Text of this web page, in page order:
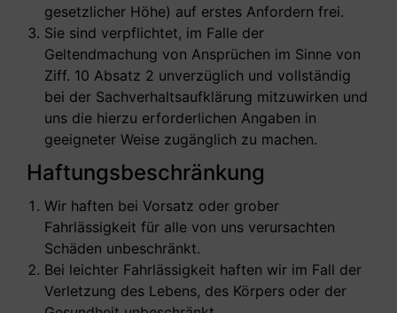
gesetzlicher Höhe) auf erstes Anfordern frei.
Sie sind verpflichtet, im Falle der
Geltendmachung von Ansprüchen im Sinne von
Ziff. 10 Absatz 2 unverzüglich und vollständig
bei der Sachverhaltsaufklärung mitzuwirken und
uns die hierzu erforderlichen Angaben in
geeigneter Weise zugänglich zu machen.
Haftungsbeschränkung
Wir haften bei Vorsatz oder grober
Fahrlässigkeit für alle von uns verursachten
Schäden unbeschränkt.
Bei leichter Fahrlässigkeit haften wir im Fall der
Verletzung des Lebens, des Körpers oder der